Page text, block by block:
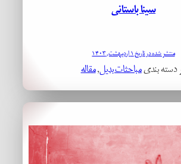
سینا باستانی
منتشر شده در تاریخ ۱ اردیبهشت, ۱۴۰۳
دسته بندیمباحثات بدیل, مقاله